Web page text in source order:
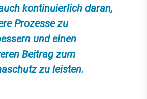
kontinuierlich daran,
Prozesse zu
und einen
Beitrag zum
zu leisten.